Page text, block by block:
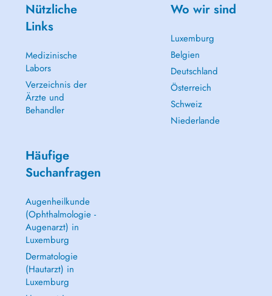
Nützliche
Links
Medizinische
Labors
Verzeichnis der
Ärzte und
Behandler
Wo wir sind
Luxemburg
Belgien
Deutschland
Österreich
Schweiz
Niederlande
Häufige
Suchanfragen
Augenheilkunde
(Ophthalmologie -
Augenarzt) in
Luxemburg
Dermatologie
(Hautarzt) in
Luxemburg